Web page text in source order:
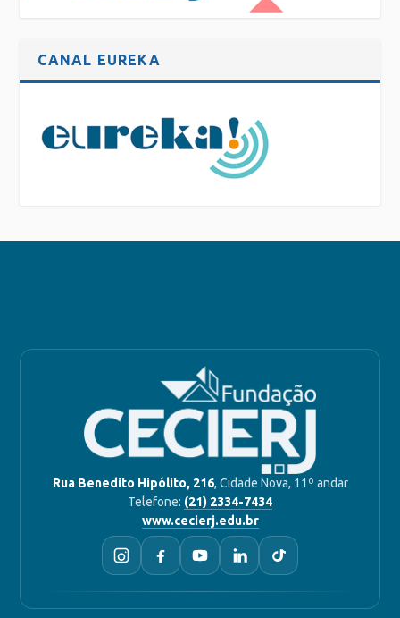
CANAL EUREKA
Rua Benedito Hipólito, 216, Cidade Nova, 11º andar
Telefone: (21) 2334-7434
www.cecierj.edu.br